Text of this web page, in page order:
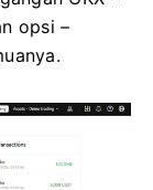
opsi –